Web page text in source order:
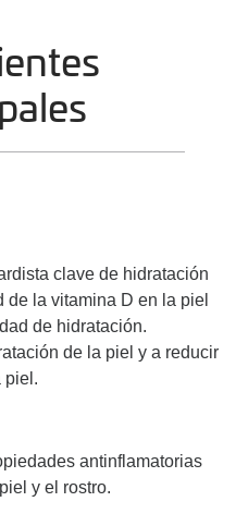
clave de hidratación
la vitamina D en la piel
de hidratación.
de la piel y a reducir
piel.
antinflamatorias
y el rostro.